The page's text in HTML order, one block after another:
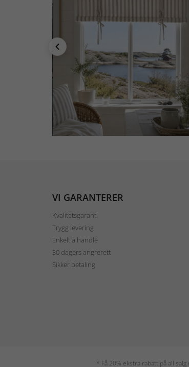
VI GARANTERER
Kvalitetsgaranti
Trygg levering
Enkelt å handle
30 dagers angrerett
Sikker betaling
* Få 20% ekstra rabatt på all